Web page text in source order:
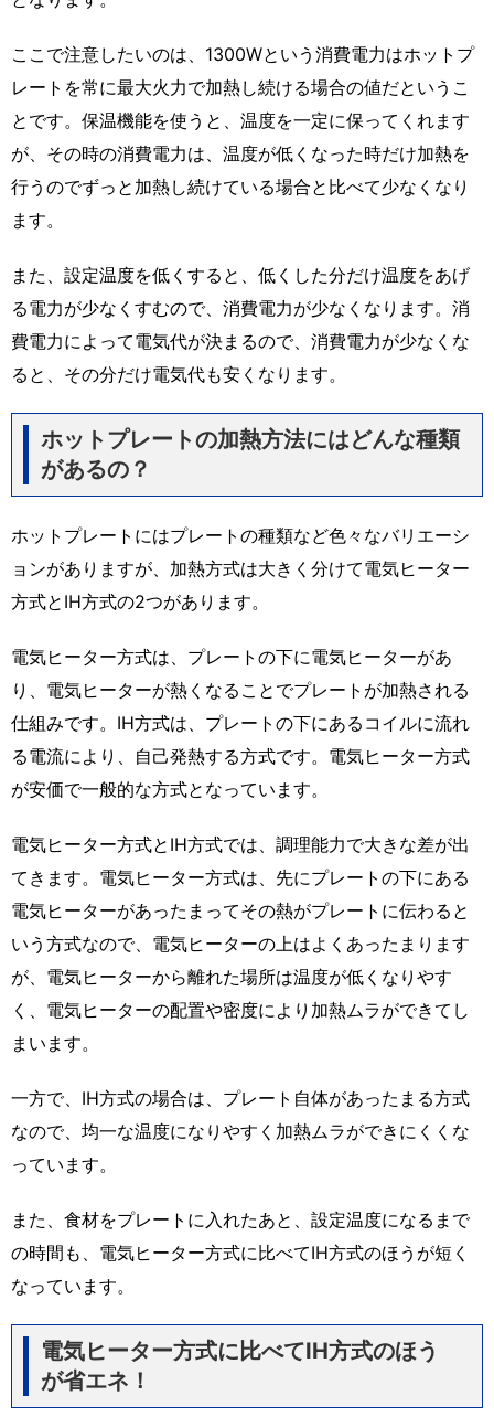
ここで注意したいのは、1300Wという消費電力はホットプ
レートを常に最大火力で加熱し続ける場合の値だというこ
とです。保温機能を使うと、温度を一定に保ってくれます
が、その時の消費電力は、温度が低くなった時だけ加熱を
行うのでずっと加熱し続けている場合と比べて少なくなり
ます。
また、設定温度を低くすると、低くした分だけ温度をあげ
る電力が少なくすむので、消費電力が少なくなります。消
費電力によって電気代が決まるので、消費電力が少なくな
ると、その分だけ電気代も安くなります。
ホットプレートの加熱方法にはどんな種類
があるの？
ホットプレートにはプレートの種類など色々なバリエーシ
ョンがありますが、加熱方式は大きく分けて電気ヒーター
方式とIH方式の2つがあります。
電気ヒーター方式は、プレートの下に電気ヒーターがあ
り、電気ヒーターが熱くなることでプレートが加熱される
仕組みです。IH方式は、プレートの下にあるコイルに流れ
る電流により、自己発熱する方式です。電気ヒーター方式
が安価で一般的な方式となっています。
電気ヒーター方式とIH方式では、調理能力で大きな差が出
てきます。電気ヒーター方式は、先にプレートの下にある
電気ヒーターがあったまってその熱がプレートに伝わると
いう方式なので、電気ヒーターの上はよくあったまります
が、電気ヒーターから離れた場所は温度が低くなりやす
く、電気ヒーターの配置や密度により加熱ムラができてし
まいます。
一方で、IH方式の場合は、プレート自体があったまる方式
なので、均一な温度になりやすく加熱ムラができにくくな
っています。
また、食材をプレートに入れたあと、設定温度になるまで
の時間も、電気ヒーター方式に比べてIH方式のほうが短く
なっています。
電気ヒーター方式に比べてIH方式のほう
が省エネ！